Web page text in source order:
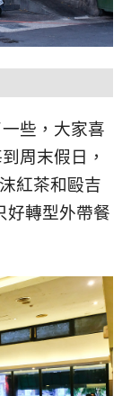
些，大家喜
周末假日，
紅茶和毆吉
好轉型外帶餐